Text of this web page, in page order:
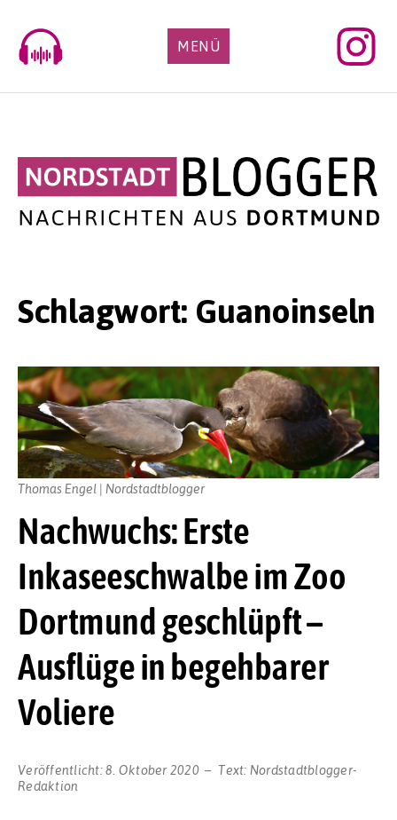
content
MENÜ
Schlagwort: Guanoinseln
Nachwuchs: Erste
Inkaseeschwalbe im Zoo
Dortmund geschlüpft –
Ausflüge in begehbarer
Voliere
Veröffentlicht:8. Oktober 2020 Text: Nordstadtblogger-
Redaktion
Thomas Engel | Nordstadtblogger